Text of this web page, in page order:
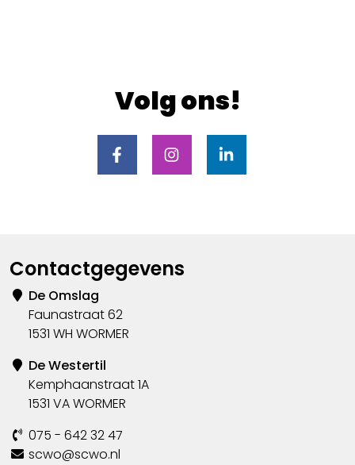
Volg ons!
Contactgegevens
De Omslag
Faunastraat 62
1531 WH WORMER
De Westertil
Kemphaanstraat 1A
1531 VA WORMER
075 - 642 32 47
scwo@scwo.nl